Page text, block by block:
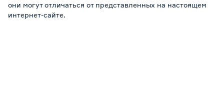
они могут отличаться от представленных на настоящем
интернет-сайте.